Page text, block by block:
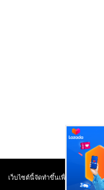
เว็บไซต์นี้จัดทำขึ้นเพื่อรวบรวมข้อ
ลูกค้าช้